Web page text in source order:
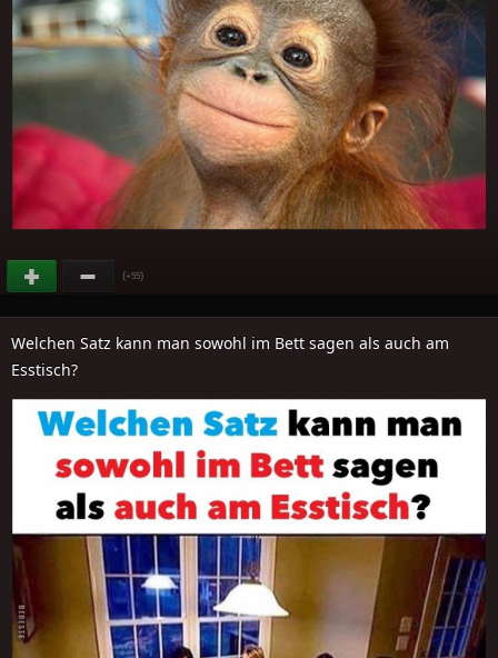
(+55)
Welchen Satz kann man sowohl im Bett sagen als auch am
Esstisch?